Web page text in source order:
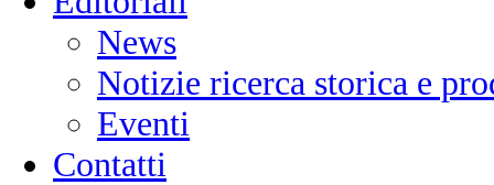
News
Notizie ricerca storica e
Eventi
Contatti